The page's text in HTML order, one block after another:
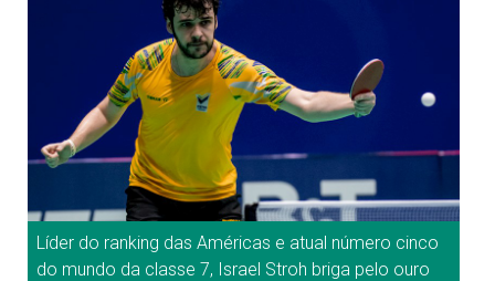
Líder do ranking das Américas e atual número cinco
do mundo da classe 7, Israel Stroh briga pelo ouro